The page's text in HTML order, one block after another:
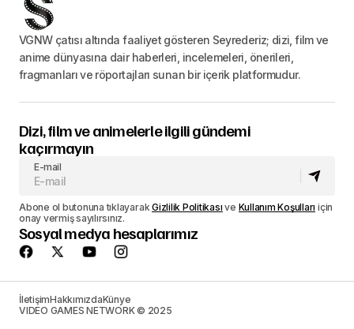
VGNW çatısı altında faaliyet gösteren Seyrederiz; dizi, film ve
anime dünyasına dair haberleri, incelemeleri, önerileri,
fragmanları ve röportajları sunan bir içerik platformudur.
Dizi, film ve animelerle ilgili gündemi
kaçırmayın
E-mail
Abone ol butonuna tıklayarakGizlilik Politikası ve Kullanım Koşulları için
onay vermiş sayılırsınız.
Sosyal medya hesaplarımız
İletişimHakkımızdaKünye
VIDEO GAMES NETWORK © 2025